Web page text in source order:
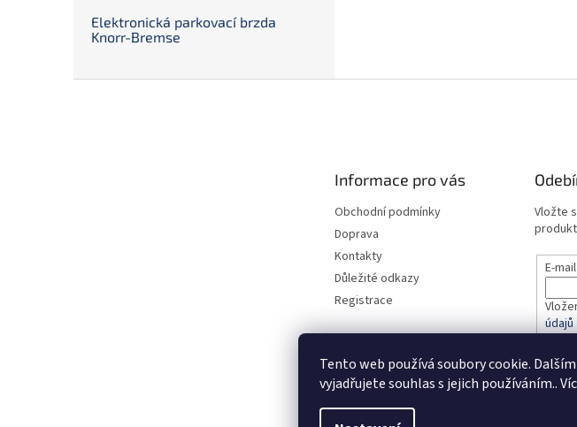
Tento web používá soubory cookie.
vyjadřujete souhlas s jejich používáním..
Elektronická parkovací brzda
Knorr-Bremse
Informace pro vás
Obchodní podmínky
Doprava
Kontakty
Důležité odkazy
Registrace
Vložte
E-mail
údajů